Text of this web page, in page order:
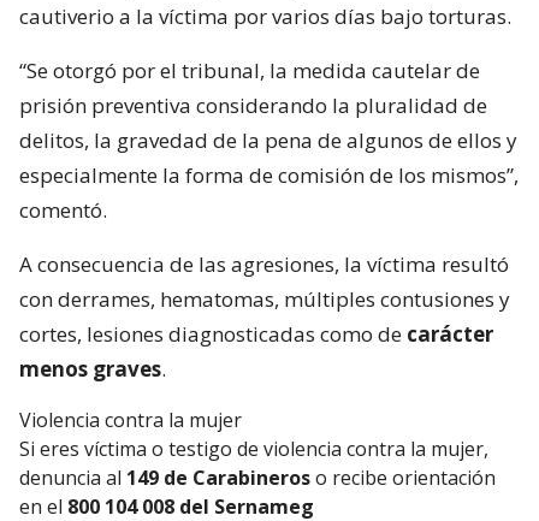
cautiverio a la víctima por varios días bajo torturas.
“Se otorgó por el tribunal, la medida cautelar de
prisión preventiva considerando la pluralidad de
delitos, la gravedad de la pena de algunos de ellos y
especialmente la forma de comisión de los mismos”,
comentó.
A consecuencia de las agresiones, la víctima resultó
con derrames, hematomas, múltiples contusiones y
cortes, lesiones diagnosticadas como de carácter
menos graves.
Violencia contra la mujer
Si eres víctima o testigo de violencia contra la mujer,
denuncia al 149 de Carabineroso recibe orientación
en el 800 104 008 del Sernameg